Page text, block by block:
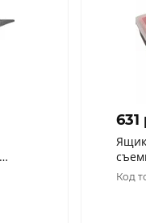
631
Ящик
Код